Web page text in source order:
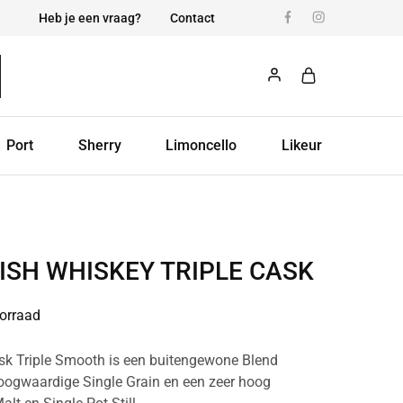
Heb je een vraag? Contact
Port Sherry Limoncello Likeur
WHISKEY TRIPLE CASK
Triple Smooth is een buitengewone Blend
Single Grain en een zeer hoog